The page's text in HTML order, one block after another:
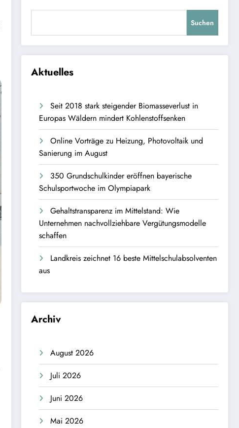
Suchen
Aktuelles
Seit 2018 stark steigender Biomasseverlust in
Europas Wäldern mindert Kohlenstoffsenken
Online Vorträge zu Heizung, Photovoltaik und
Sanierung im August
350 Grundschulkinder eröffnen bayerische
Schulsportwoche im Olympiapark
Gehaltstransparenz im Mittelstand: Wie
Unternehmen nachvollziehbare Vergütungsmodelle
schaffen
Landkreis zeichnet 16 beste Mittelschulabsolventen
aus
Archiv
August 2026
Juli 2026
Juni 2026
Mai 2026